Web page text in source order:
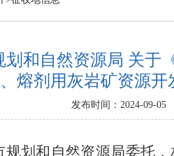
划和自然资源局 关于
熔剂用灰岩矿资源
发布时间：2024-09-05
规划和自然资源局委托